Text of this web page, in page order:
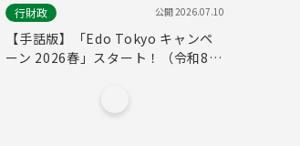
行財政
公開2026.07.10
【手話版】「Edo Tokyo キャンペ
ーン 2026春」スタート！（令和8年